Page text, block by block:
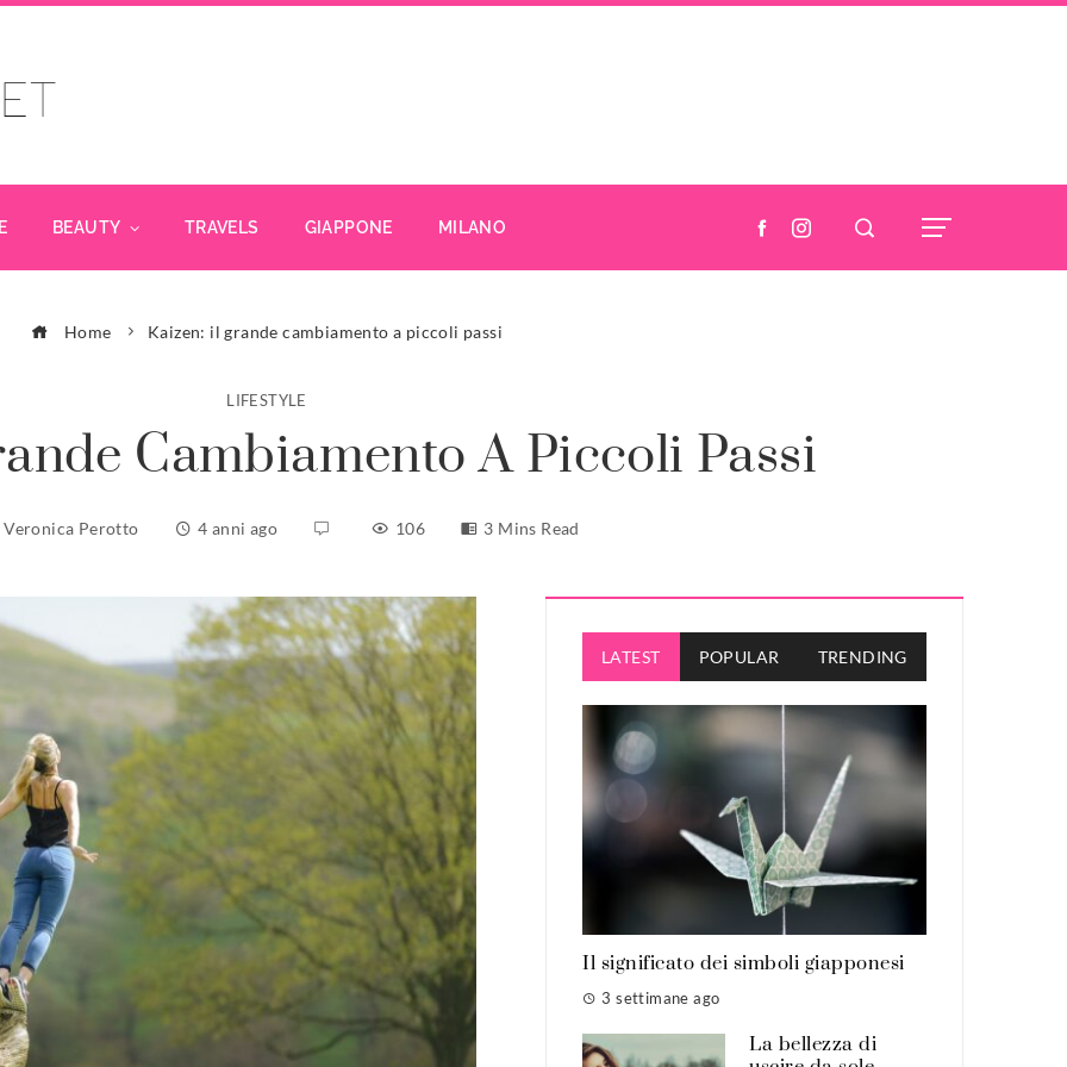
BEAUTY TRAVELS GIAPPONE MILANO
Home Kaizen: il grande cambiamento a piccoli passi
LIFESTYLE
Cambiamento A Piccoli Passi
Veronica Perotto 4 anni ago 106 3 Mins Read
LATEST POPULAR TRENDING
Il significato dei simboli giapponesi
3 settimane ago
La bellezza di